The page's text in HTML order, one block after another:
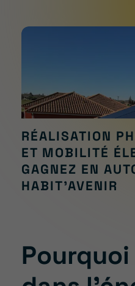
RÉALISATION
ET MOBILITÉ
GAGNEZ EN
HABIT’AVENIR